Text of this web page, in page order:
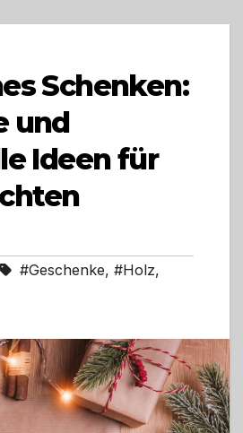
Schenken:
und
Ideen für
#Geschenke, #Holz,